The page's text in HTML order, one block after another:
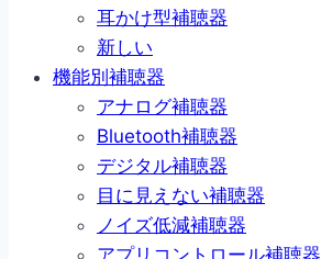
耳かけ型補聴器
新しい
機能別補聴器
アナログ補聴器
Bluetooth補聴器
デジタル補聴器
目に見えない補聴器
ノイズ低減補聴器
アプリコントロール補聴器